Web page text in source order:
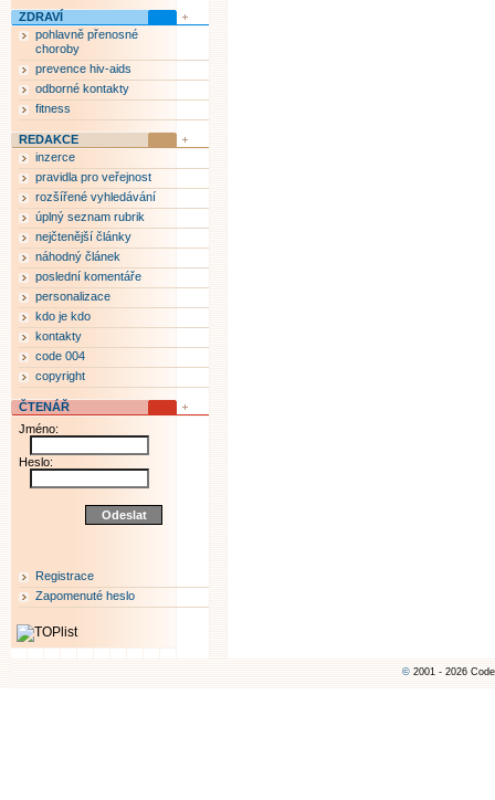
ZDRAVÍ
pohlavně přenosné
choroby
prevence hiv-aids
odborné kontakty
fitness
REDAKCE
inzerce
pravidla pro veřejnost
rozšířené vyhledávání
úplný seznam rubrik
nejčtenější články
náhodný článek
poslední komentáře
personalizace
kdo je kdo
kontakty
code 004
copyright
ČTENÁŘ
Jméno:
Heslo:
Registrace
Zapomenuté heslo
© 2001 - 2026